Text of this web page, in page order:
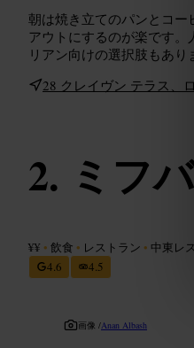
朝は焼き立てのパンとコ
アウトにするのが楽です
リアン向けの選択肢もあり
28 クレイヴン テラス、
ミフ
¥¥ • 飲食 • レストラン • 中東レ
4.6
4.5
画像 /Anan Albash